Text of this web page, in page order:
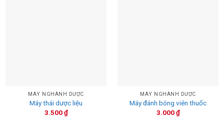
MÁY NGHÀNH DƯỢC
Máy thái dược liệu
3.500₫
MÁY NGHÀNH DƯỢC
Máy đánh bóng viên thuốc
3.000₫